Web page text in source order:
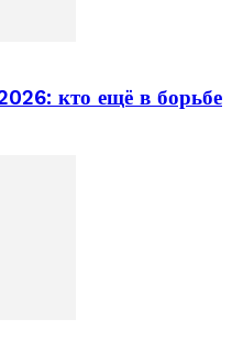
кто ещё в борьбе